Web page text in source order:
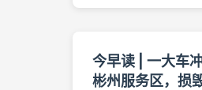
今早读 | 一大车
彬州服务区，损